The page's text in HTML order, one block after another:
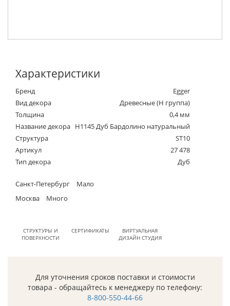
Характеристики
Бренд
Egger
Вид декора
Древесные (Н группа)
Толщина
0,4 мм
Название декора H1145 Дуб Бардолино натуральный
Структура
ST10
Артикул
27 478
Тип декора
Дуб
Санкт-Петербург
Мало
Москва
Много
СТРУКТУРЫ И
ПОВЕРХНОСТИ
СЕРТИФИКАТЫ
ВИРТУАЛЬНАЯ
ДИЗАЙН СТУДИЯ
Для уточнения сроков поставки и стоимости
товара - обращайтесь к менеджеру по телефону:
8-800-550-44-66